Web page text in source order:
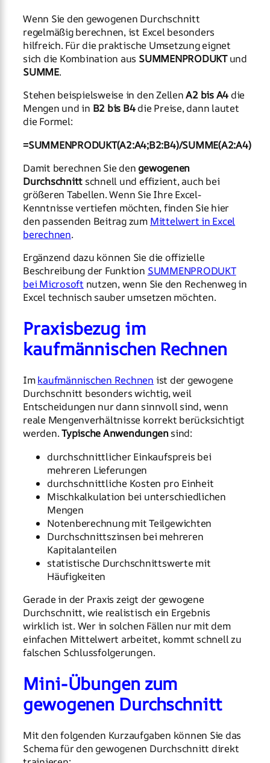
Wenn Sie den gewogenen Durchschnitt
regelmäßig berechnen, ist Excel besonders
hilfreich. Für die praktische Umsetzung eignet
sich die Kombination aus SUMMENPRODUKTund
SUMME.
Stehen beispielsweise in den ZellenA2 bis A4 die
Mengen und in B2 bis B4die Preise, dann lautet
die Formel:
=SUMMENPRODUKT(A2:A4;B2:B4)/SUMME(A2:A4)
Damit berechnen Sie dengewogenen
Durchschnitt schnell und effizient, auch bei
größeren Tabellen. Wenn Sie Ihre Excel-
Kenntnisse vertiefen möchten, finden Sie hier
den passenden Beitrag zum Mittelwert in Excel
berechnen.
Ergänzend dazu können Sie die offizielle
Beschreibung der Funktion SUMMENPRODUKT
bei Microsoft nutzen, wenn Sie den Rechenweg in
Excel technisch sauber umsetzen möchten.
Praxisbezug im
kaufmännischen Rechnen
Imkaufmännischen Rechnen ist der gewogene
Durchschnitt besonders wichtig, weil
Entscheidungen nur dann sinnvoll sind, wenn
reale Mengenverhältnisse korrekt berücksichtigt
werden.Typische Anwendungensind:
durchschnittlicher Einkaufspreis bei
mehreren Lieferungen
durchschnittliche Kosten pro Einheit
Mischkalkulation bei unterschiedlichen
Mengen
Notenberechnung mit Teilgewichten
Durchschnittszinsen bei mehreren
Kapitalanteilen
statistische Durchschnittswerte mit
Häufigkeiten
Gerade in der Praxis zeigt der gewogene
Durchschnitt, wie realistisch ein Ergebnis
wirklich ist. Wer in solchen Fällen nur mit dem
einfachen Mittelwert arbeitet, kommt schnell zu
falschen Schlussfolgerungen.
Mini-Übungen zum
gewogenen Durchschnitt
Mit den folgenden Kurzaufgaben können Sie das
Schema für den gewogenen Durchschnitt direkt